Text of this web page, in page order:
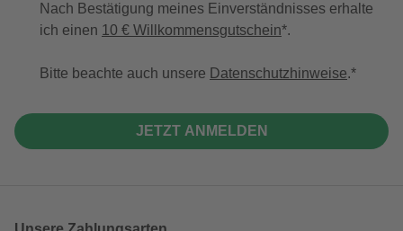
Nach Bestätigung meines Einverständnisses erhalte
ich einen 10 € Willkommensgutschein*.
Bitte beachte auch unsere Datenschutzhinweise.
JETZT ANMELDEN